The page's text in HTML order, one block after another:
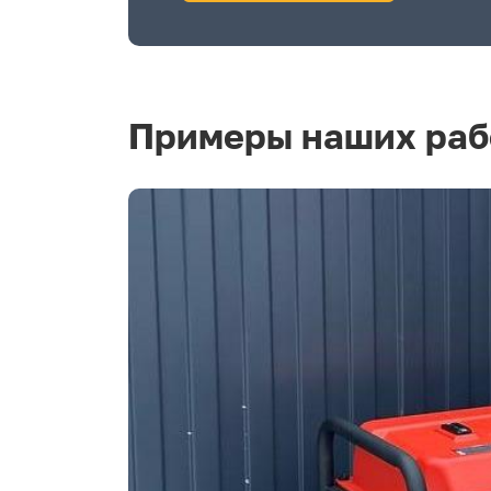
Примеры наших